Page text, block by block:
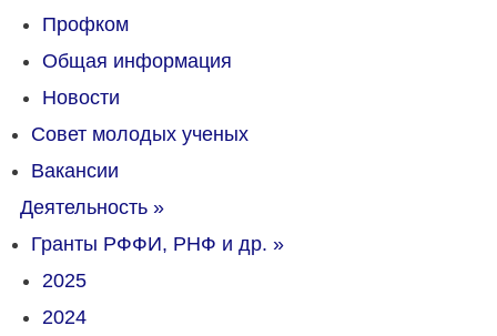
Профком
Общая информация
Новости
Совет молодых ученых
Вакансии
Деятельность »
Гранты РФФИ, РНФ и др. »
2025
2024